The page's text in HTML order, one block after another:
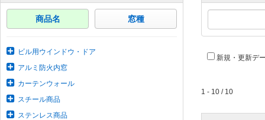
商品名 窓種
ビル用ウインドウ・ドア
アルミ防火内窓
カーテンウォール
スチール商品
ステンレス商品
新規・更新デ
1 - 10 / 10